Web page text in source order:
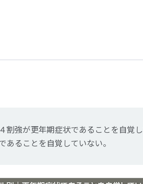
割強が更年期症状であることを自覚
ることを自覚していない。